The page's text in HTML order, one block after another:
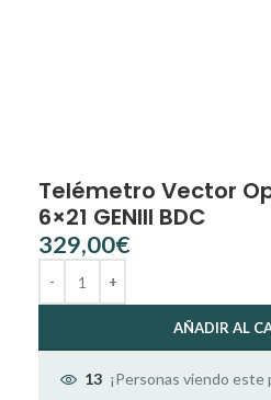
Telémetro Vector
6×21 GENIII BDC
€
AÑADIR AL
13 ¡Personas viendo este